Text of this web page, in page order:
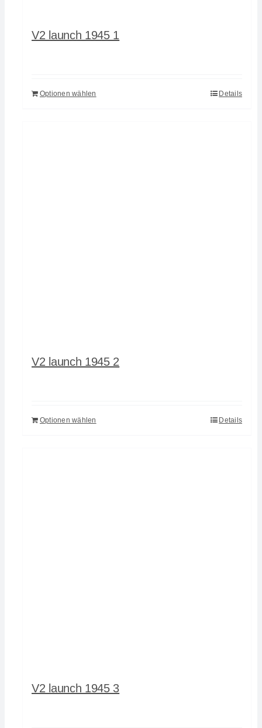
V2 launch 1945 1
Optionen wählen Details
V2 launch 1945 2
Optionen wählen Details
V2 launch 1945 3